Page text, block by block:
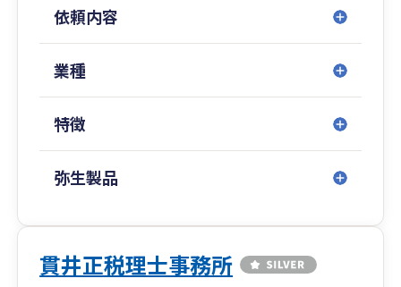
依頼内容
業種
特徴
弥生製品
貫井正税理士事務所